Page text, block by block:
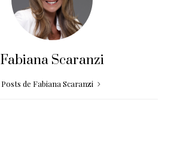
Fabiana Scaranzi
Posts de Fabiana Scaranzi